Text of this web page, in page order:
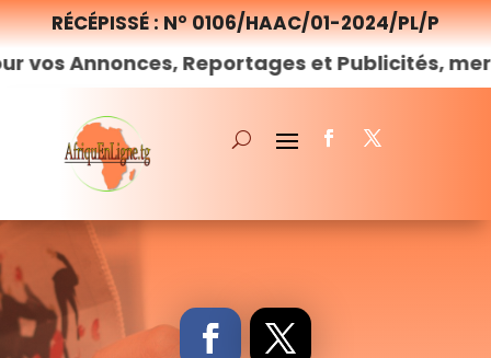
RÉCÉPISSÉ : N° 0106/HAAC/01-2024/PL/P
Reportages et Publicités, merci denous